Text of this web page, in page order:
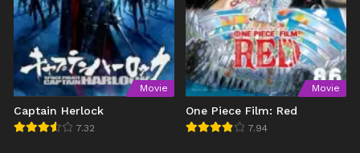
Movie
Captain Herlock
7.32
Movie
One Piece Film: Red
7.94